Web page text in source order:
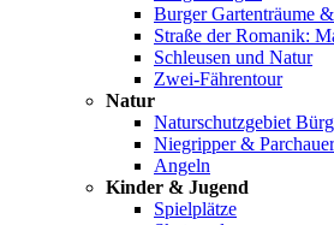
Burger Gartenträume
Straße der Romanik:
Schleusen und Natur
Zwei-Fährentour
Natur
Naturschutzgebiet
Niegripper &
Angeln
Kinder & Jugend
Spielplätze